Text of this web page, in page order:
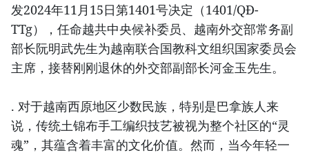
发2024年11月15日第1401号决定（1401/QĐ-
TTg），任命越共中央候补委员、越南外交部常务副
部长阮明武先生为越南联合国教科文组织国家委员会
主席，接替刚刚退休的外交部副部长河金玉先生。
. 对于越南西原地区少数民族，特别是巴拿族人来
说，传统土锦布手工编织技艺被视为整个社区的“灵
魂”，其蕴含着丰富的文化价值。然而，当今年轻一